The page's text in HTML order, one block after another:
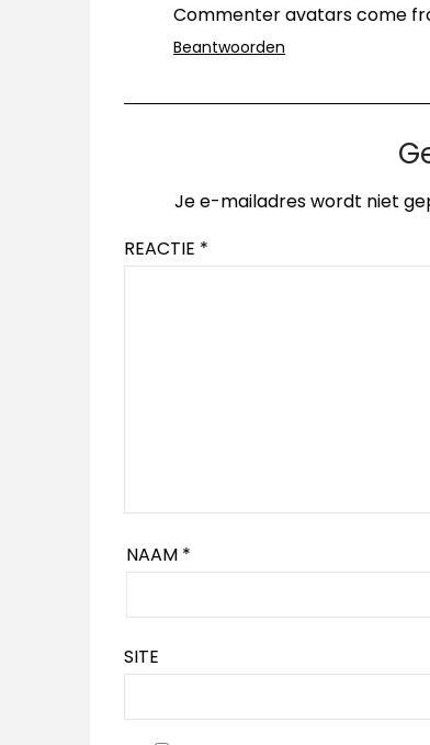
Commenter avatars come
Beantwoorden
Je e-mailadres wordt niet
REACTIE *
NAAM *
SITE